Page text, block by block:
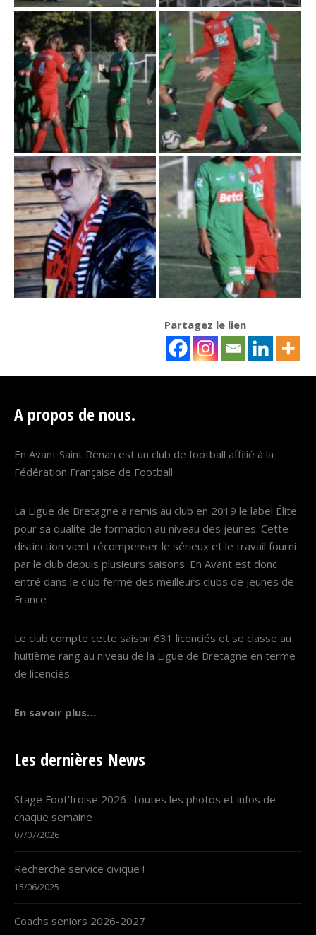
Partagez le lien
A propos de nous.
En Avant Saint Renan est un club de football affilié à la
Fédération Française de Football.
La Ligue de Bretagne a remis au club en 2019 le label Élite
pour sa qualité de formation au niveau des jeunes. Cette
distinction vient récompenser le sérieux et le travail fourni
par le club depuis plusieurs saisons. En Avant est donc
entré dans le club fermé des meilleurs clubs de jeunes de
France
Le club compte cette saison 631 licenciés et se classe au
huitième rang au niveau de la Ligue de Bretagne en terme
de licenciés.
En savoir plus…
Les dernières News
Stage Foot’Iroise 2026 : toutes les photos et infos de
chaque semaine
07/07/2026
Recherche service civique !
15/06/2025
Coachs seniors 2026-2027